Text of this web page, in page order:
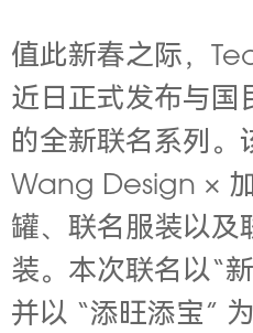
值此新春之际，
近日正式发布与国
的全新联名系列。
Wang Design ×
罐、联名服装以及
装。本次联名以“
并以 “添旺添宝”